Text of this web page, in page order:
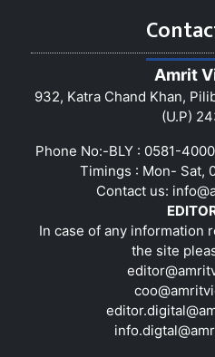
Amrit
932, Katra Chand Khan,
(U.P)
Phone No:-BLY : 0581-
Timings : Mon- Sat,
Contact us:
In case of any information
the site